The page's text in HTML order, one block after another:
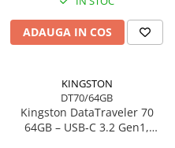
ADAUGA IN COS
KINGSTON
DT70/64GB
Kingston DataTraveler 70
64GB – USB‑C 3.2 Gen1,